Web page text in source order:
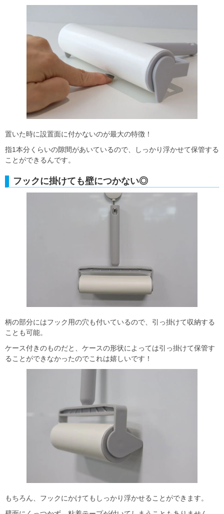
置いた時に設置面に付かないのが最大の特徴！
指1本分くらいの隙間があいているので、しっかり浮かせて保管する
ことができるんです。
フックに掛けても壁につかない◎
柄の部分にはフック用の穴も付いているので、引っ掛けて収納する
ことも可能。
ケース付きのものだと、ケースの形状によっては引っ掛けて保管す
ることができなかったのでこれは嬉しいです！
もちろん、フックにかけてもしっかり浮かせることができます。